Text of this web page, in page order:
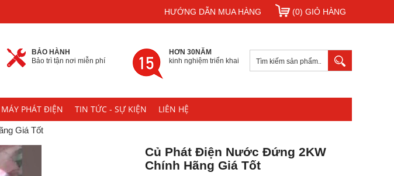
HƯỚNG DẪN MUA HÀNG (0) GIỎ HÀNG
BẢO HÀNH
Bảo trì tận nơi miễn phí
HƠN 30NĂM
kinh nghiệm triển khai
MÁY PHÁT ĐIỆN TIN TỨC - SỰ KIỆN LIÊN HỆ
Giá Tốt
Củ Phát Điện Nước Đứng 2KW
Chính Hãng Giá Tốt